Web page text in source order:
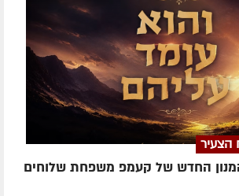
הצעיר
החדש של קעמפ משפחת שלוחים